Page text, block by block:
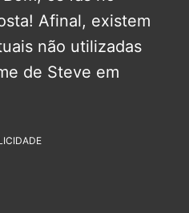
Afinal, existem
não utilizadas
de Steve em